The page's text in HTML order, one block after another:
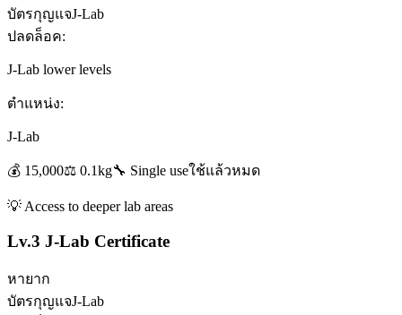
บัตรกุญแจJ-Lab
ปลดล็อค:
J-Lab lower levels
ตำแหน่ง:
J-Lab
💰 15,000⚖️ 0.1kg🔧 Single useใช้แล้วหมด
💡 Access to deeper lab areas
Lv.3 J-Lab Certificate
หายาก
บัตรกุญแจJ-Lab